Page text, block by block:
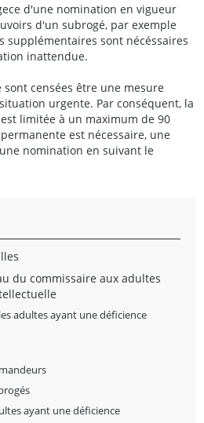
d'une nomination en vigueur
d'un subrogé, par exemple
supplémentaires sont nécéssaires
inattendue.
sont censées être une mesure
urgente. Par conséquent, la
limitée à un maximum de 90
est nécessaire, une
nomination en suivant le
du commissaire aux adultes
adultes ayant une déficience
ayant une déficience